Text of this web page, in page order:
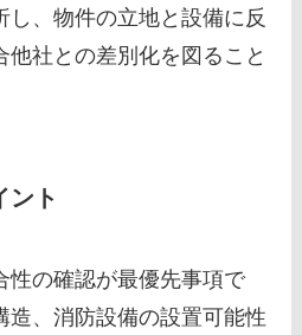
し、物件の立地と設備に反
他社との差別化を図ること
ント
性の確認が最優先事項で
造、消防設備の設置可能性